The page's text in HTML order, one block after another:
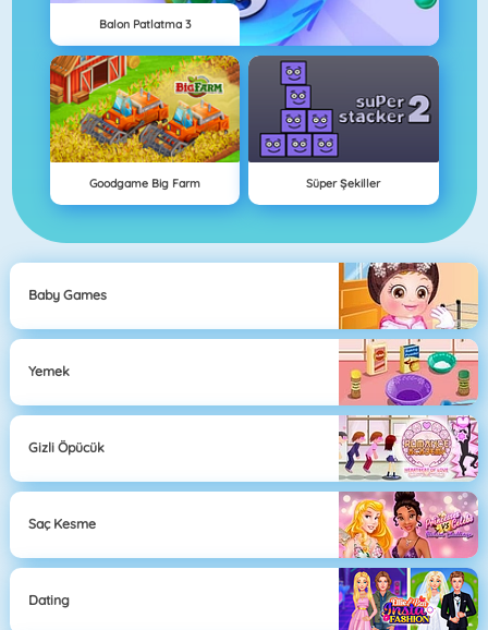
Balon Patlatma 3
Goodgame Big Farm Süper Şekiller
Baby Games
Yemek
Gizli Öpücük
Saç Kesme
Dating